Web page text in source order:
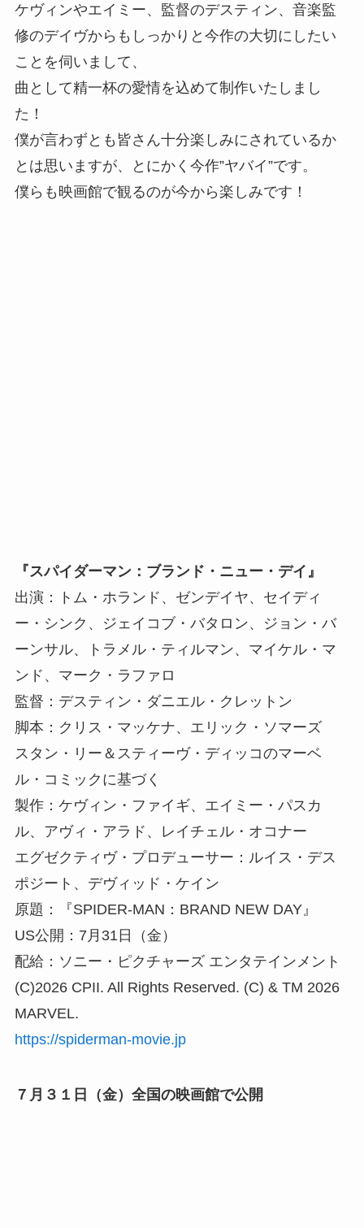
ケヴィンやエイミー、監督のデスティン、音楽監
修のデイヴからもしっかりと今作の大切にしたい
ことを伺いまして、
曲として精一杯の愛情を込めて制作いたしまし
た！
僕が言わずとも皆さん十分楽しみにされているか
とは思いますが、とにかく今作”ヤバイ”です。
僕らも映画館で観るのが今から楽しみです！
『スパイダーマン：ブランド・ニュー・デイ』
出演：トム・ホランド、ゼンデイヤ、セイディ
ー・シンク、ジェイコブ・バタロン、ジョン・バ
ーンサル、トラメル・ティルマン、マイケル・マ
ンド、マーク・ラファロ
監督：デスティン・ダニエル・クレットン
脚本：クリス・マッケナ、エリック・ソマーズ
スタン・リー＆スティーヴ・ディッコのマーベ
ル・コミックに基づく
製作：ケヴィン・ファイギ、エイミー・パスカ
ル、アヴィ・アラド、レイチェル・オコナー
エグゼクティヴ・プロデューサー：ルイス・デス
ポジート、デヴィッド・ケイン
原題：『SPIDER-MAN：BRAND NEW DAY』
US公開：7月31日（金）
配給：ソニー・ピクチャーズ エンタテインメント
(C)2026 CPII. All Rights Reserved. (C) & TM 2026
MARVEL.
https://spiderman-movie.jp
７月３１日（金）全国の映画館で公開